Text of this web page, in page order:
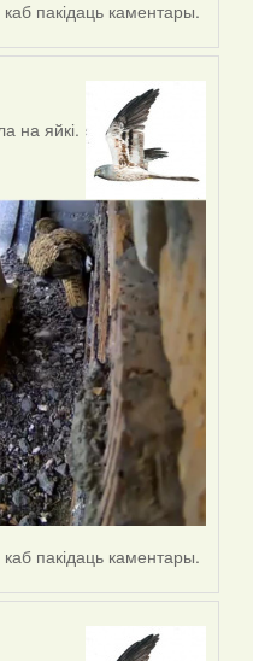
каб пакідаць каментары.
на яйкі.
каб пакідаць каментары.